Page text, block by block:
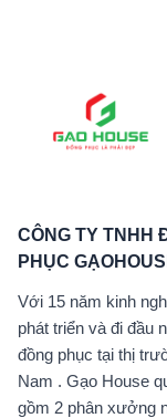
CÔNG TY TNHH
PHỤC
Với 15 năm kinh
phát triển và đi đầu
đồng phục tại thị
Nam . Gạo House
gồm 2 phân xưởng